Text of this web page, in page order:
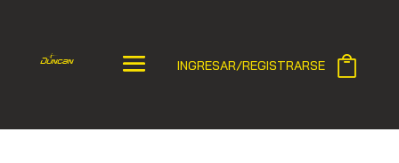
INGRESAR/REGISTRARSE